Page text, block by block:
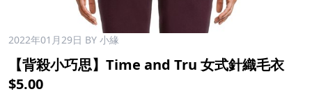
2022年01月29日 BY 小緣
【背殺小巧思】Time and Tru 女式針織毛衣
$5.00